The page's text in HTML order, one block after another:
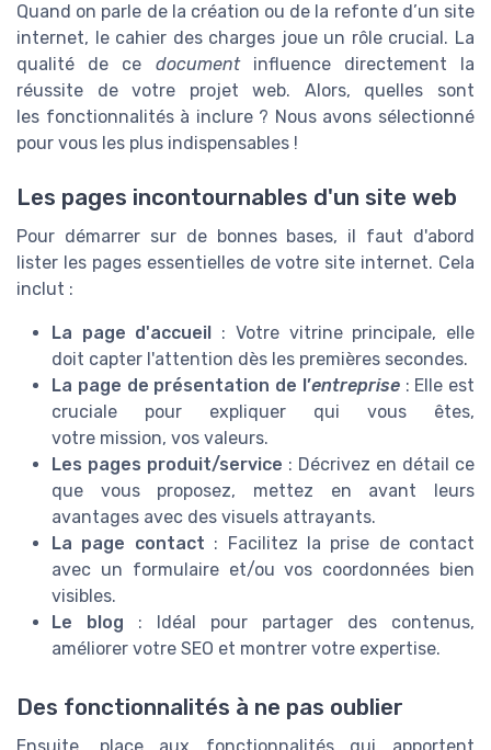
Quand on parle de la création ou de la refonte d’un site
internet, le cahier des charges joue un rôle crucial. La
qualité de ce documentinfluence directement la
réussite de votre projet web. Alors, quelles sont
les fonctionnalités à inclure ? Nous avons sélectionné
pour vous les plus indispensables !
Les pages incontournables d'un site web
Pour démarrer sur de bonnes bases, il faut d'abord
lister les pages essentielles de votre site internet. Cela
inclut :
La page d'accueil : Votre vitrine principale, elle
doit capter l'attention dès les premières secondes.
La page de présentation de l’entreprise: Elle est
cruciale pour expliquer qui vous êtes,
votre mission, vos valeurs.
Les pages produit/service : Décrivez en détail ce
que vous proposez, mettez en avant leurs
avantages avec des visuels attrayants.
La page contact : Facilitez la prise de contact
avec un formulaire et/ou vos coordonnées bien
visibles.
Le blog : Idéal pour partager des contenus,
améliorer votre SEO et montrer votre expertise.
Des fonctionnalités à ne pas oublier